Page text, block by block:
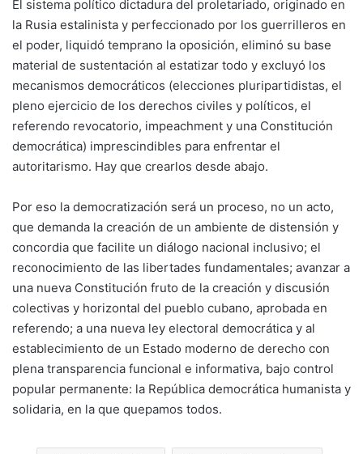
El sistema político dictadura del proletariado, originado en
la Rusia estalinista y perfeccionado por los guerrilleros en
el poder, liquidó temprano la oposición, eliminó su base
material de sustentación al estatizar todo y excluyó los
mecanismos democráticos (elecciones pluripartidistas, el
pleno ejercicio de los derechos civiles y políticos, el
referendo revocatorio, impeachment y una Constitución
democrática) imprescindibles para enfrentar el
autoritarismo. Hay que crearlos desde abajo.
Por eso la democratización será un proceso, no un acto,
que demanda la creación de un ambiente de distensión y
concordia que facilite un diálogo nacional inclusivo; el
reconocimiento de las libertades fundamentales; avanzar a
una nueva Constitución fruto de la creación y discusión
colectivas y horizontal del pueblo cubano, aprobada en
referendo; a una nueva ley electoral democrática y al
establecimiento de un Estado moderno de derecho con
plena transparencia funcional e informativa, bajo control
popular permanente: la República democrática humanista y
solidaria, en la que quepamos todos.